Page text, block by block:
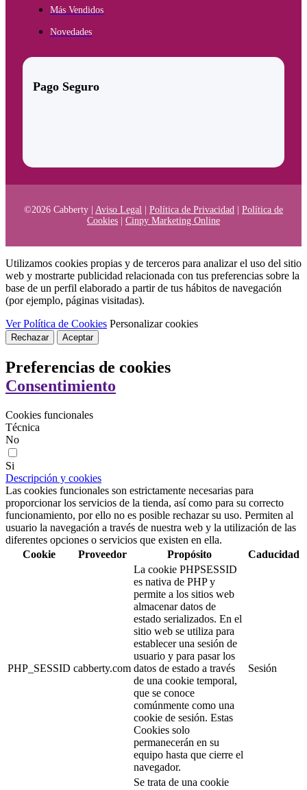
Más Vendidos
Novedades
Pago Seguro
©2026 Cabberty | Aviso Legal Política de Privacidad
Política de
Cookies
Cinpy Marketing Online
Utilizamos cookies propias y de terceros para analizar el uso del sitio
web y mostrarte publicidad relacionada con tus preferencias sobre la
base de un perfil elaborado a partir de tus hábitos de navegación
(por ejemplo, páginas visitadas).
Ver Política de Cookies Personalizar cookies
Rechazar Aceptar
Preferencias de cookies
Consentimiento
Cookies funcionales
Técnica
No
Si
Descripción y cookies
Las cookies funcionales son estrictamente necesarias para
proporcionar los servicios de la tienda, así como para su correcto
funcionamiento, por ello no es posible rechazar su uso. Permiten al
usuario la navegación a través de nuestra web y la utilización de las
diferentes opciones o servicios que existen en ella.
Cookie
Proveedor Propósito Caducidad
PHP_SESSID cabberty.com
La cookie PHPSESSID
es nativa de PHP y
permite a los sitios web
almacenar datos de
estado serializados. En el
sitio web se utiliza para
establecer una sesión de
usuario y para pasar los
datos de estado a través
de una cookie temporal,
que se conoce
comúnmente como una
cookie de sesión. Estas
Cookies solo
permanecerán en su
equipo hasta que cierre el
navegador.
Sesión
Se trata de una cookie